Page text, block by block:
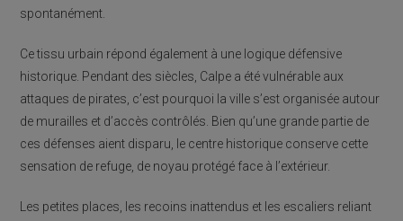
spontanément.
Ce tissu urbain répond également à une logique défensive
historique. Pendant des siècles, Calpe a été vulnérable aux
attaques de pirates, c’est pourquoi la ville s’est organisée autour
de murailles et d’accès contrôlés. Bien qu’une grande partie de
ces défenses aient disparu, le centre historique conserve cette
sensation de refuge, de noyau protégé face à l’extérieur.
Les petites places, les recoins inattendus et les escaliers reliant